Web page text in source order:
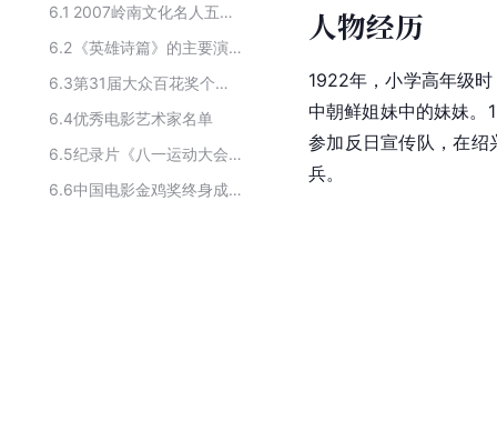
6.1
2007岭南文化名人五十家
6.2
《英雄诗篇》的主要演员
6.3
第31届大众百花奖个人获奖者
6.4优秀电影艺术家名单
6.5
纪录片《八一运动大会》的主要职员
6.6
中国电影金鸡奖终身成就奖得主
人物经历
1922年，小学高年级
中朝鲜姐妹中的妹妹。
参加反日宣传队，在绍
兵。